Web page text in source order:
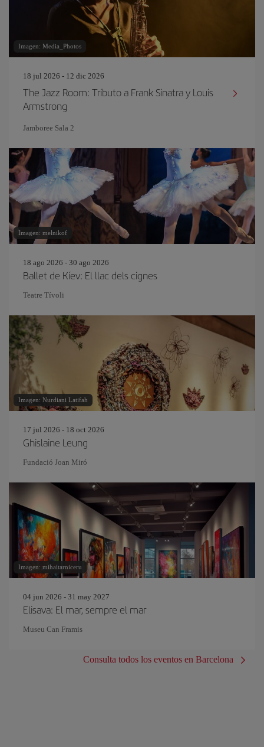
Imagen: Media_Photos
18 jul 2026 - 12 dic 2026
The Jazz Room: Tributo a Frank Sinatra y Louis
Armstrong
Jamboree Sala 2
Imagen: melnikof
18 ago 2026 - 30 ago 2026
Ballet de Kíev: El llac dels cignes
Teatre Tívoli
Imagen: Nurdiani Latifah
17 jul 2026 - 18 oct 2026
Ghislaine Leung
Fundació Joan Miró
Imagen: mihaitarniceru
04 jun 2026 - 31 may 2027
Elisava: El mar, sempre el mar
Museu Can Framis
Consulta todos los eventos en Barcelona